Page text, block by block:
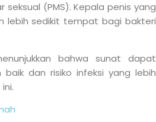
(PMS). Kepala penis yang
lebih sedikit tempat bagi bakteri
bahwa sunat dapat
baik dan risiko infeksi yang lebih